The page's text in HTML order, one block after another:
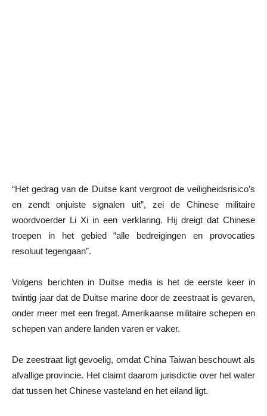
“Het gedrag van de Duitse kant vergroot de veiligheidsrisico’s
en zendt onjuiste signalen uit”, zei de Chinese militaire
woordvoerder Li Xi in een verklaring. Hij dreigt dat Chinese
troepen in het gebied “alle bedreigingen en provocaties
resoluut tegengaan”.
Volgens berichten in Duitse media is het de eerste keer in
twintig jaar dat de Duitse marine door de zeestraat is gevaren,
onder meer met een fregat. Amerikaanse militaire schepen en
schepen van andere landen varen er vaker.
De zeestraat ligt gevoelig, omdat China Taiwan beschouwt als
afvallige provincie. Het claimt daarom jurisdictie over het water
dat tussen het Chinese vasteland en het eiland ligt.